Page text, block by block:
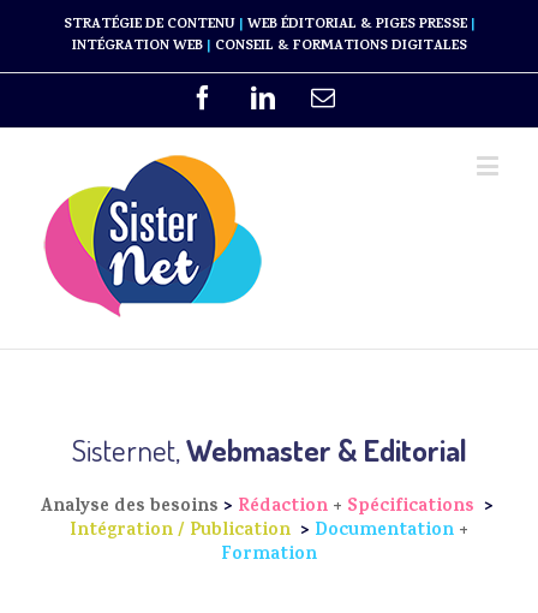
STRATÉGIE DE CONTENU | WEB ÉDITORIAL & PIGES PRESSE |
INTÉGRATION WEB | CONSEIL & FORMATIONS DIGITALES
Sisternet,Webmaster & Editorial
Analyse des besoins > Rédaction + Spécifications >
Intégration / Publication > Documentation +
Formation